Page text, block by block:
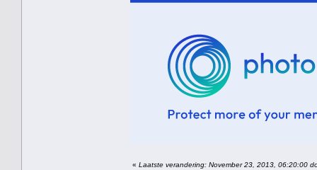
« Laatste verandering: November 23, 2013, 06:20:00